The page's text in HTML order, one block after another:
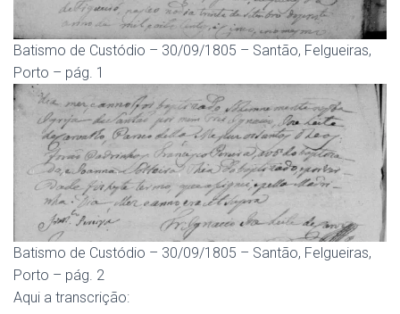
Batismo de Custódio – 30/09/1805 – Santão, Felgueiras,
Porto – pág. 1
Batismo de Custódio – 30/09/1805 – Santão, Felgueiras,
Porto – pág. 2
Aqui a transcrição: